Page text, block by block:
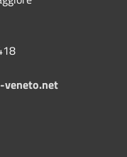
veneto.net